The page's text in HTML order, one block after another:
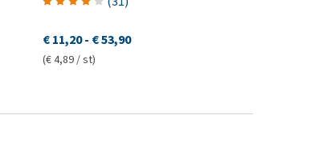
€ 11,20- € 53,90
(€ 4,89 / st)